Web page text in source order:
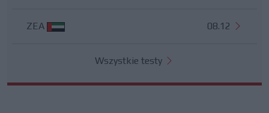
ZEA 08.12
Wszystkie testy